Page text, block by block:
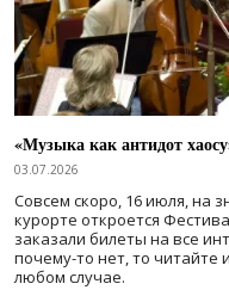
«Музыка как антидот
03.07.2026
Совсем скоро, 16 июля, на
курорте откроется
заказали билеты на все
почему-то нет, то читайте
любом случае.